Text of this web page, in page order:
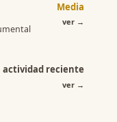
Media
ver →
actividad reciente
ver →